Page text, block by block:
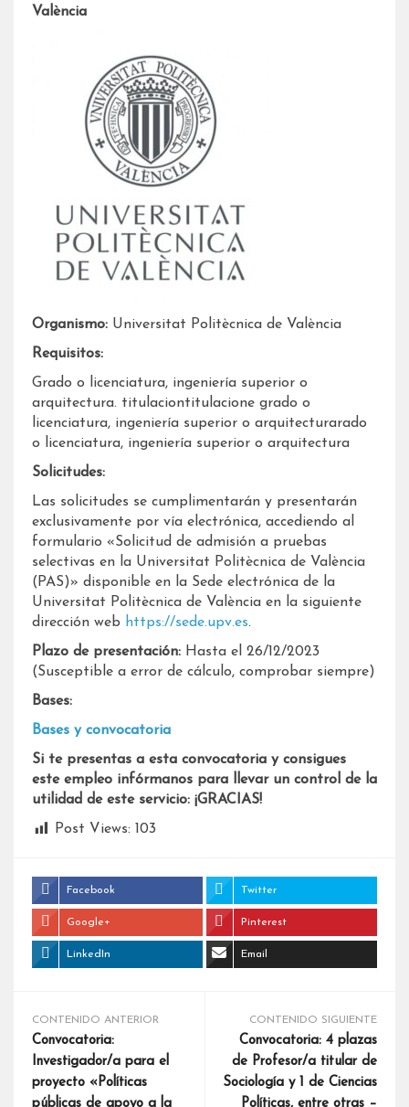
València
Organismo: Universitat Politècnica de València
Requisitos:
Grado o licenciatura, ingeniería superior o
arquitectura. titulaciontitulacione grado o
licenciatura, ingeniería superior o arquitecturarado
o licenciatura, ingeniería superior o arquitectura
Solicitudes:
Las solicitudes se cumplimentarán y presentarán
exclusivamente por vía electrónica, accediendo al
formulario «Solicitud de admisión a pruebas
selectivas en la Universitat Politècnica de València
(PAS)» disponible en la Sede electrónica de la
Universitat Politècnica de València en la siguiente
dirección web https://sede.upv.es.
Plazo de presentación: Hasta el 26/12/2023
(Susceptible a error de cálculo, comprobar siempre)
Bases:
Bases y convocatoria
Si te presentas a esta convocatoria y consigues
este empleo infórmanos para llevar un control de la
utilidad de este servicio: ¡GRACIAS!
Post Views: 103
Facebook Twitter
Google+ Pinterest
LinkedIn Email
CONTENIDO ANTERIOR
Convocatoria:
Investigador/a para el
proyecto «Políticas
públicas de apoyo a la
CONTENIDO SIGUIENTE
Convocatoria: 4 plazas
de Profesor/a titular de
Sociología y 1 de Ciencias
Políticas, entre otras –